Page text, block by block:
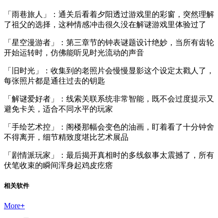
「雨巷旅人」：通关后看着夕阳透过游戏里的彩窗，突然理解
了祖父的选择，这种情感冲击很久没在解谜游戏里体验过了
「星空漫游者」：第三章节的钟表谜题设计绝妙，当所有齿轮
开始运转时，仿佛能听见时光流动的声音
「旧时光」：收集到的老照片会慢慢显影这个设定太戳人了，
每张照片都是通往过去的钥匙
「解谜爱好者」：线索关联系统非常智能，既不会过度提示又
避免卡关，适合不同水平的玩家
「手绘艺术控」：阁楼那幅会变色的油画，盯着看了十分钟舍
不得离开，细节精致度堪比艺术展品
「剧情派玩家」：最后揭开真相时的多线叙事太震撼了，所有
伏笔收束的瞬间浑身起鸡皮疙瘩
相关软件
More+